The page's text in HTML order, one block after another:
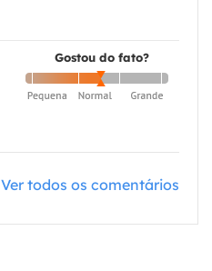
Gostou do fato?
Ver todos os comentários